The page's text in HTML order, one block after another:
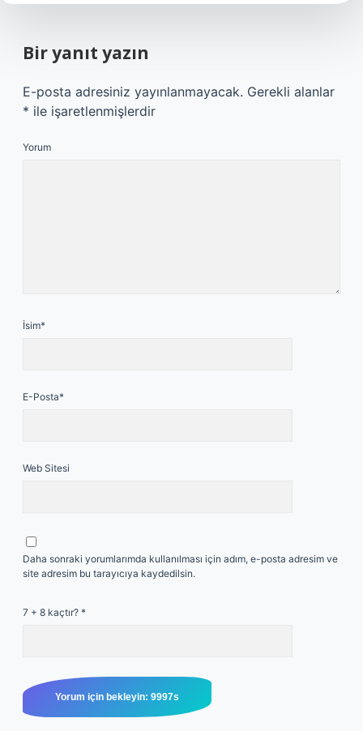
Bir yanıt yazın
E-posta adresiniz yayınlanmayacak. Gerekli alanlar
* ile işaretlenmişlerdir
Yorum
İsim*
E-Posta*
Web Sitesi
Daha sonraki yorumlarımda kullanılması için adım, e-posta adresim ve
site adresim bu tarayıcıya kaydedilsin.
7 + 8 kaçtır? *